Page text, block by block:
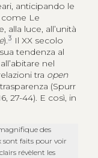
anticipando le
Le
alla luce, all’unità
).3 Il XX secolo
tendenza al
nel
tra open
(Spurr
27-44). E così, in
des
sont faits pour voir
révèlent les